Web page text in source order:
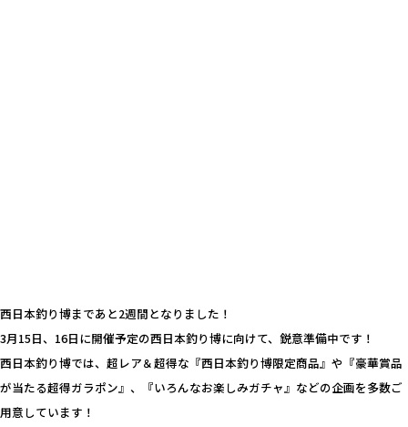
西日本釣り博まであと2週間となりました！
3月15日、16日に開催予定の西日本釣り博に向けて、鋭意準備中です！
西日本釣り博では、超レア＆超得な『西日本釣り博限定商品』や『豪華賞品
が当たる超得ガラポン』、『いろんなお楽しみガチャ』などの企画を多数ご
用意しています！